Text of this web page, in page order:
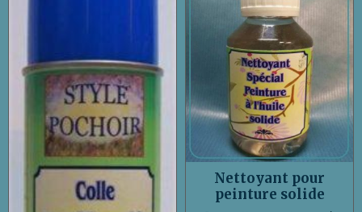
Nettoyant pour
peinture solide